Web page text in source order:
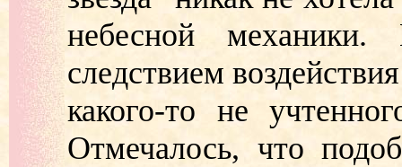
небесной
следствием
какого-то не
Отмечалось, что